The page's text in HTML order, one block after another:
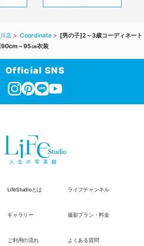
店 Coordinate
[男の子]2～3歳コーディネート
90cm～95㎝衣装
Official SNS
LifeStudioとは ライフチャンネル
ギャラリー 撮影プラン・料金
ご利用の流れ よくある質問